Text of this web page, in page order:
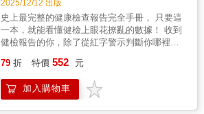
2025/12/12 出版
史上最完整的健康檢查報告完全手冊， 只要這
一本，就能看懂健檢上眼花撩亂的數據！ 收到
健檢報告的你，除了從紅字警示判斷你哪裡出
煞！面對一長串專業名詞與數字，許多人不是
選擇忽略，就是陷入過度緊張。 本書用最淺顯
的文字和圖表，把健檢項目分成 18 類，告訴你
79 折 特價 552 元
加入購物車